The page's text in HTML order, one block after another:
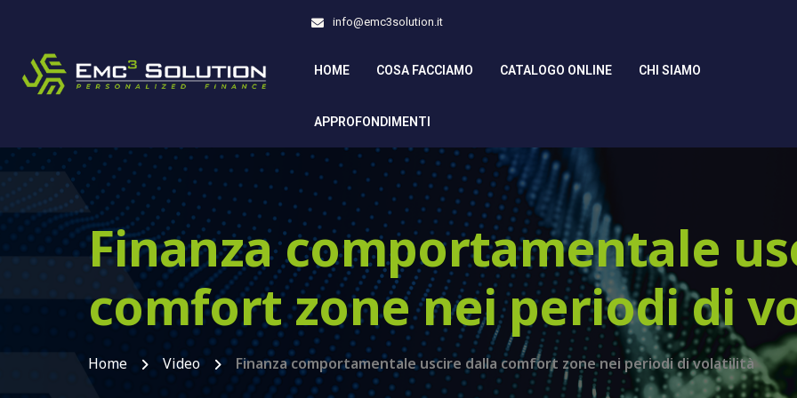
info@emc3solution.it
HOME COSA FACCIAMO CATALOGO ONLINE CHI SIAMO
APPROFONDIMENTI
Finanza comportamentale
comfort zone nei periodi di
Home Video Finanza comportamentale uscire dalla comfort zone nei periodi di volatilità